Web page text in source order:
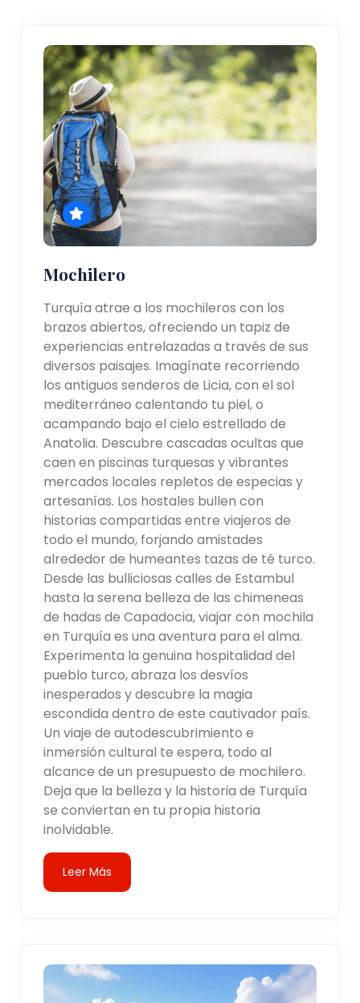
Mochilero
Turquía atrae a los mochileros con los
brazos abiertos, ofreciendo un tapiz de
experiencias entrelazadas a través de sus
diversos paisajes. Imagínate recorriendo
los antiguos senderos de Licia, con el sol
mediterráneo calentando tu piel, o
acampando bajo el cielo estrellado de
Anatolia. Descubre cascadas ocultas que
caen en piscinas turquesas y vibrantes
mercados locales repletos de especias y
artesanías. Los hostales bullen con
historias compartidas entre viajeros de
todo el mundo, forjando amistades
alrededor de humeantes tazas de té turco.
Desde las bulliciosas calles de Estambul
hasta la serena belleza de las chimeneas
de hadas de Capadocia, viajar con mochila
en Turquía es una aventura para el alma.
Experimenta la genuina hospitalidad del
pueblo turco, abraza los desvíos
inesperados y descubre la magia
escondida dentro de este cautivador país.
Un viaje de autodescubrimiento e
inmersión cultural te espera, todo al
alcance de un presupuesto de mochilero.
Deja que la belleza y la historia de Turquía
se conviertan en tu propia historia
inolvidable.
Leer Más